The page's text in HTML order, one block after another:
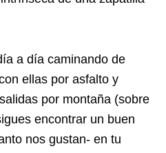
a día caminando de
ellas por asfalto y
por montaña (sobre
encontrar un buen
nos gustan- en tu